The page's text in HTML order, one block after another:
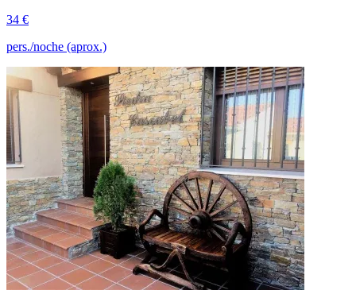
34 €
pers./noche (aprox.)